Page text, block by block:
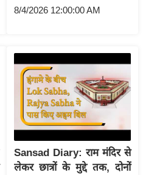
8/4/2026 12:00:00 AM
Sansad Diary: राम मंदिर से
लेकर छात्रों के मुद्दे तक, दोनों